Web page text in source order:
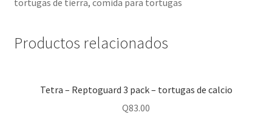
tortugas de tierra, comida para tortugas
Productos relacionados
Tetra – Reptoguard 3 pack – tortugas de calcio
Q83.00